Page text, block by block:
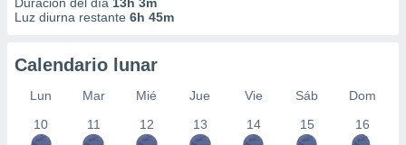
Luz diurna restante 6h 45m
Calendario lunar
Lun Mar Mié Jue Vie Sáb
Dom
10
11 12 13 14 15 16